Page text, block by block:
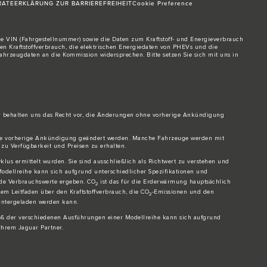
ERKLÄRUNG ZUR BARRIEREFREIHEITCookie Preference
(Fahrgestellnummer) sowie die Daten zum Kraftstoff- und Energieverbrauch
Kraftstoffverbrauch, die elektrischen Energiedaten von PHEVs und die
an die Kommission widersprechen. Bitte setzen Sie sich mit uns in
uns das Recht vor, die Änderungen ohne vorherige Ankündigung
vorherige Ankündigung geändert werden. Manche Fahrzeuge werden mit
Verfügbarkeit und Preisen zu erhalten.
ermittelt wurden. Sie sind ausschließlich als Richtwert zu verstehen und
kann sich aufgrund unterschiedlicher Spezifikationen und
Verbrauchswerte ergeben. CO2 ist das für die Erderwärmung hauptsächlich
Leitfaden über den Kraftstoffverbrauch, die CO2-Emissionen und den
werden kann.
der verschiedenen Ausführungen einer Modellreihe kann sich aufgrund
Jaguar Partner.